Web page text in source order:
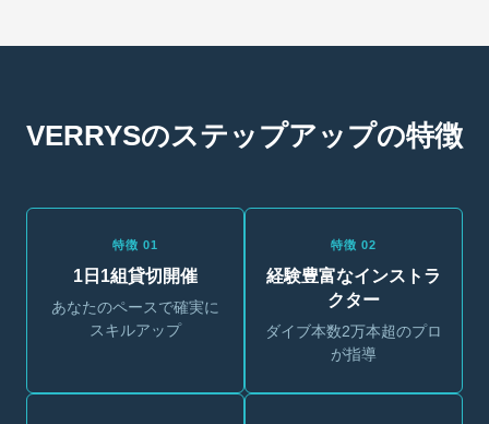
VERRYSのステップアップの特徴
特徴 01
1日1組貸切開催
あなたのペースで確実に
スキルアップ
特徴 02
経験豊富なインストラ
クター
ダイブ本数2万本超のプロ
が指導